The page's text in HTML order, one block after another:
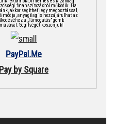
finanszírozásból működik. Ha
akkor segítheti egy megosztással,
módja, anyagilag is hozzájárulhat az
a „Támogatás” gomb
Segítségét köszönjük!
PayPal.Me
Pay by Square